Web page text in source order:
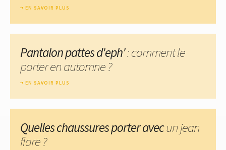
EN SAVOIR PLUS
Pantalon pattes d'eph': comment le
porter en automne ?
EN SAVOIR PLUS
Quelles chaussures porter avecun jean
flare ?